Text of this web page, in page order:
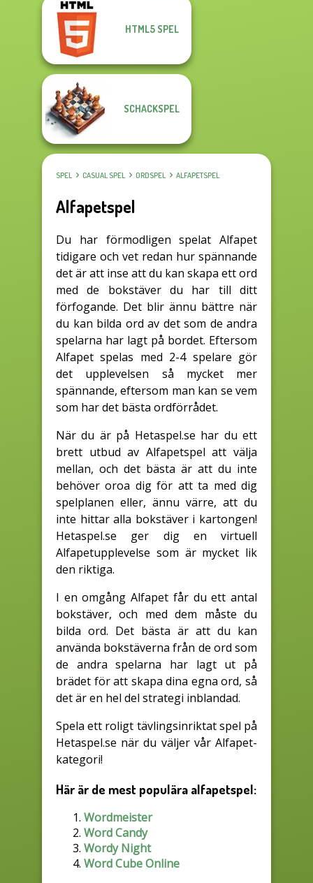
HTML5 SPEL
SCHACKSPEL
SPEL CASUAL SPEL ORDSPEL ALFAPETSPEL
Alfapetspel
Du har förmodligen spelat Alfapet
tidigare och vet redan hur spännande
det är att inse att du kan skapa ett ord
med de bokstäver du har till ditt
förfogande. Det blir ännu bättre när
du kan bilda ord av det som de andra
spelarna har lagt på bordet. Eftersom
Alfapet spelas med 2-4 spelare gör
det upplevelsen så mycket mer
spännande, eftersom man kan se vem
som har det bästa ordförrådet.
När du är på Hetaspel.se har du ett
brett utbud av Alfapetspel att välja
mellan, och det bästa är att du inte
behöver oroa dig för att ta med dig
spelplanen eller, ännu värre, att du
inte hittar alla bokstäver i kartongen!
Hetaspel.se ger dig en virtuell
Alfapetupplevelse som är mycket lik
den riktiga.
I en omgång Alfapet får du ett antal
bokstäver, och med dem måste du
bilda ord. Det bästa är att du kan
använda bokstäverna från de ord som
de andra spelarna har lagt ut på
brädet för att skapa dina egna ord, så
det är en hel del strategi inblandad.
Spela ett roligt tävlingsinriktat spel på
Hetaspel.se när du väljer vår Alfapet-
kategori!
Här är de mest populära alfapetspel:
Wordmeister
Word Candy
Wordy Night
Word Cube Online